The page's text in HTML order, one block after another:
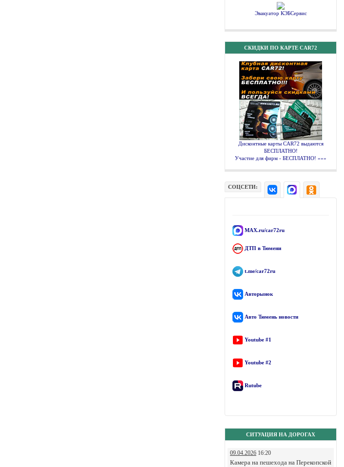
Эвакуатор КЭБСервис
СКИДКИ ПО КАРТЕ CAR72
Дисконтные карты CAR72 выдаются
БЕСПЛАТНО!
Участие для фирм - БЕСПЛАТНО! »»»
СОЦСЕТИ:
MAX.ru/car72ru
ДТП в Тюмени
t.me/car72ru
Авторынок
Авто Тюмень новости
Youtube #1
Youtube #2
Rutube
СИТУАЦИЯ НА ДОРОГАХ
09.04.2026 16:20
Камера на пешехода на Перекопской